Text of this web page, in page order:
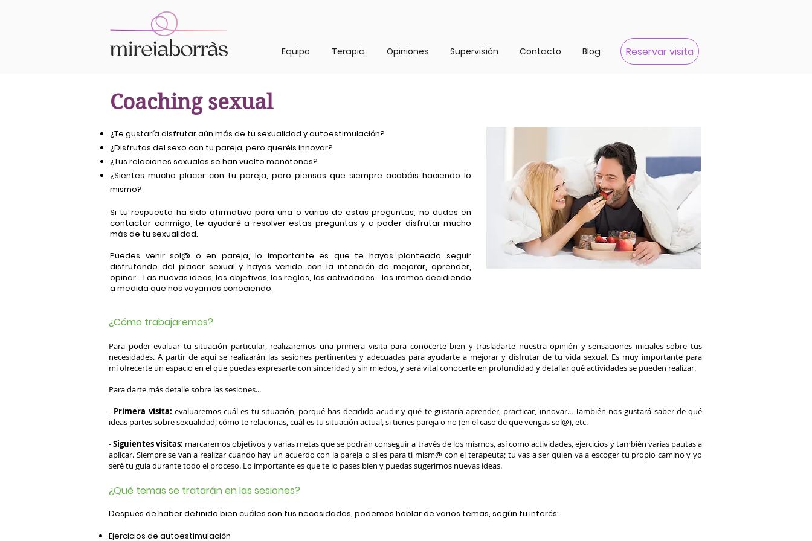
Equipo Terapia Opiniones Supervisión Contacto Blog Reservar visita
Coaching sexual
¿Te gustaría disfrutar aún más de tu sexualidad y autoestimulación?
¿Disfrutas del sexo con tu pareja, pero queréis innovar?
¿Tus relaciones sexuales se han vuelto monótonas?
¿Sientes mucho placer con tu pareja, pero piensas que siempre acabáis haciendo lo
mismo?
Si tu respuesta ha sido afirmativa para una o varias de estas preguntas, no dudes en
contactar conmigo, te ayudaré a resolver estas preguntas y a poder disfrutar mucho
más de tu sexualidad.
Puedes venir sol@ o en pareja, lo importante es que te hayas planteado seguir
disfrutando del placer sexual y hayas venido con la intención de mejorar, aprender,
opinar... Las nuevas ideas, los objetivos, las reglas, las actividades... las iremos decidiendo
a medida que nos vayamos conociendo.
¿Cómo trabajaremos?
Para poder evaluar tu situación particular, realizaremos una primera visita para conocerte bien y trasladarte nuestra opinión y sensaciones iniciales sobre tus
necesidades. A partir de aquí se realizarán las sesiones pertinentes y adecuadas para ayudarte a mejorar y disfrutar de tu vida sexual. Es muy importante para
mí ofrecerte un espacio en el que puedas expresarte con sinceridad y sin miedos, y será vital conocerte en profundidad y detallar qué actividades se pueden realizar.
Para darte más detalle sobre las sesiones...
- Primera visita: evaluaremos cuál es tu situación, porqué has decidido acudir y qué te gustaría aprender, practicar, innovar... También nos gustará saber de qué
ideas partes sobre sexualidad, cómo te relacionas, cuál es tu situación actual, si tienes pareja o no (en el caso de que vengas sol@), etc.
-Siguientes visitas: marcaremos objetivos y varias metas que se podrán conseguir a través de los mismos, así como actividades, ejercicios y también varias pautas a
aplicar. Siempre se van a realizar cuando hay un acuerdo con la pareja o si es para ti mism@ con el terapeuta; tu vas a ser quien va a escoger tu propio camino y yo
serétu guía durante todo el proceso. Lo importante es que te lo pases bien y puedas sugerirnos nuevas ideas.
¿Qué temas se tratarán en las sesiones?
Después de haber definido bien cuáles son tus necesidades, podemos hablar de varios temas, según tu interés:
Ejercicios de autoestimulación